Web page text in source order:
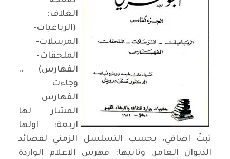
الغلاف:
(الرباعيات-
المرسلات-
الملحقات-
الفهارس) ..
وجاءت
الفهارس
المشار لها
اربعة: اولها
ثبتٌ اضافي، بحسب التسلسل الزمني لقصائد
الديوان العامر. وثانيها: فهرس الاعلام الواردة